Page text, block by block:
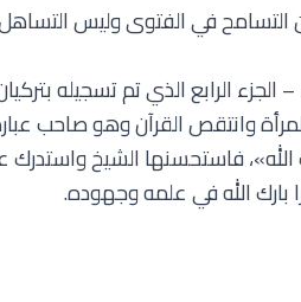
التسامح في الفتوى وليس
الجزء الرابع الذي تم تسجيله
وانتقص القرآن وهو صاحب
فاستحسنها الشيخ
بارك الله في علمه وجهوده.